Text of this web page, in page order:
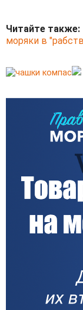
Читайте также:
моряки в